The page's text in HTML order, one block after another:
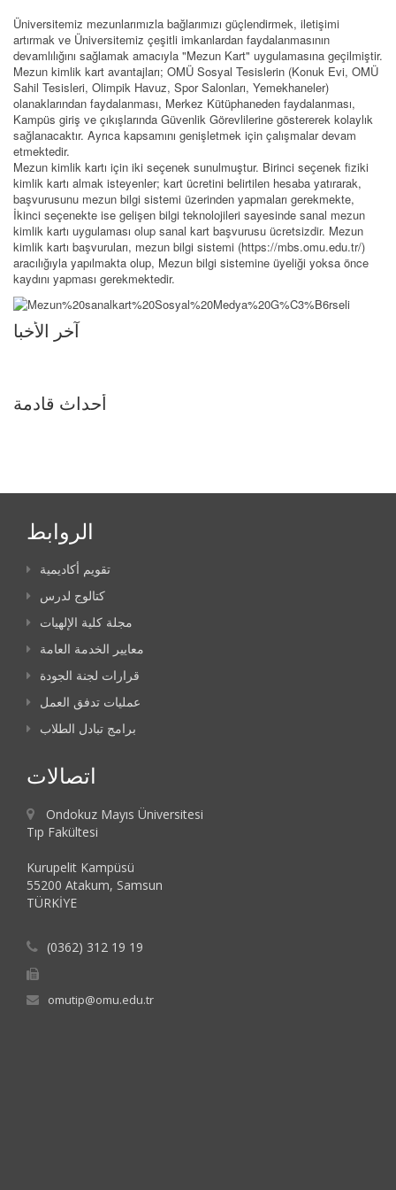
Üniversitemiz mezunlarımızla bağlarımızı güçlendirmek, iletişimi
artırmak ve Üniversitemiz çeşitli imkanlardan faydalanmasının
devamlılığını sağlamak amacıyla "Mezun Kart" uygulamasına geçilmiştir.
Mezun kimlik kart avantajları; OMÜ Sosyal Tesislerin (Konuk Evi, OMÜ
Sahil Tesisleri, Olimpik Havuz, Spor Salonları, Yemekhaneler)
olanaklarından faydalanması, Merkez Kütüphaneden faydalanması,
Kampüs giriş ve çıkışlarında Güvenlik Görevlilerine göstererek kolaylık
sağlanacaktır. Ayrıca kapsamını genişletmek için çalışmalar devam
etmektedir.
Mezun kimlik kartı için iki seçenek sunulmuştur. Birinci seçenek fiziki
kimlik kartı almak isteyenler; kart ücretini belirtilen hesaba yatırarak,
başvurusunu mezun bilgi sistemi üzerinden yapmaları gerekmekte,
İkinci seçenekte ise gelişen bilgi teknolojileri sayesinde sanal mezun
kimlik kartı uygulaması olup sanal kart başvurusu ücretsizdir. Mezun
kimlik kartı başvuruları, mezun bilgi sistemi (https://mbs.omu.edu.tr/)
aracılığıyla yapılmakta olup, Mezun bilgi sistemine üyeliği yoksa önce
kaydını yapması gerekmektedir.
آخر الأخبا
أحداث قادمة
الروابط
تقويم أكاديمية
كتالوج لدرس
مجلة كلية الإلهيات
معايير الخدمة العامة
قرارات لجنة الجودة
عمليات تدفق العمل
برامج تبادل الطلاب
اتصالات
Ondokuz Mayıs Üniversitesi
Tıp Fakültesi
Kurupelit Kampüsü
55200 Atakum, Samsun
TÜRKİYE
(0362) 312 19 19
omutip@omu.edu.tr